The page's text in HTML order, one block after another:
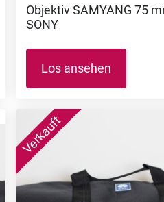
Objektiv SAMYANG 75
SONY
Los ansehen